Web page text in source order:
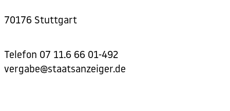
70176 Stuttgart
Telefon 07 11.6 66 01-492
vergabe@staatsanzeiger.de